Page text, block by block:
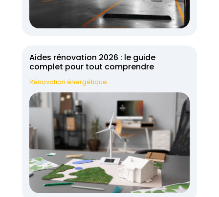
Aides rénovation 2026 : le guide
complet pour tout comprendre
Rénovation énergétique